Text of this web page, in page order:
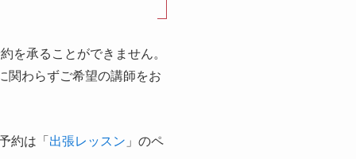
を承ることができません。
関わらずご希望の講師をお
約は「 出張レッスン 」のペ